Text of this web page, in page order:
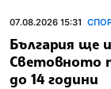
07.08.2026 15:31
България ще
Световното
до 14 години